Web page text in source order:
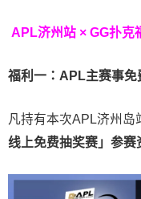
APL济州站 × GG扑克
福利一：APL主赛事免
凡持有本次APL济州岛
线上免费抽奖赛」参赛